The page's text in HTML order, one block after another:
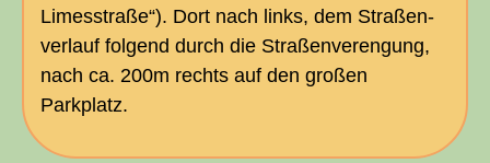
Limes­stra­ße“). Dort nach links, dem Stra­ßen­
ver­lauf fol­gend durch die Stra­ßen­ver­en­gung,
nach ca. 200m rechts auf den gro­ßen
Parkplatz.